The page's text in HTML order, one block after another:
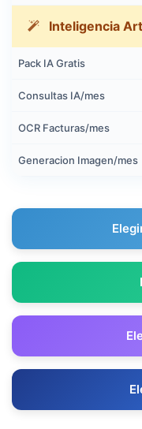
Inteligencia
Pack IA Gratis
Consultas IA/mes
OCR Facturas/mes
Generacion Imagen/mes